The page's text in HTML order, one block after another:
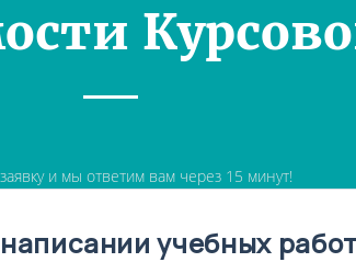
и мы ответим вам через 15 минут!
учебных